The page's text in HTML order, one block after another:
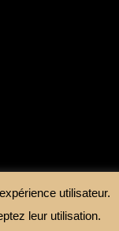
utilisateur.
leur utilisation.